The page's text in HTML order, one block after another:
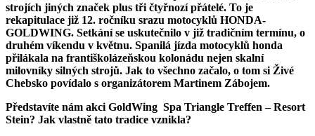
strojích jiných značek plus tři čtyřnozí přátelé. To je
rekapitulace již 12. ročníku srazu motocyklů HONDA-
GOLDWING. Setkání se uskutečnilo v již tradičním termínu, o
druhém víkendu v květnu. Spanilá jízda motocyklů honda
přilákala na františkolázeňskou kolonádu nejen skalní
milovníky silných strojů. Jak to všechno začalo, o tom si Živé
Chebsko povídalo s organizátorem Martinem Zábojem.
Představíte nám akci GoldWing Spa Triangle Treffen – Resort
Stein? Jak vlastně tato tradice vznikla?